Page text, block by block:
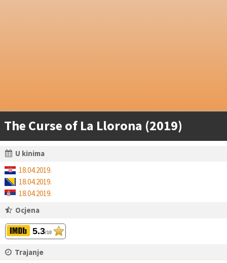
The Curse of La Llorona (2019)
U kinima
18.04.2019.
18.04.2019.
18.04.2019.
Ocjena
5.3/10
Trajanje